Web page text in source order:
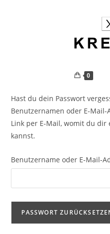
0
Hast du dein Passwort
Benutzernamen oder E-
Link per E-Mail, womit du dir
kannst.
Benutzername oder E-Mail-
PASSWORT